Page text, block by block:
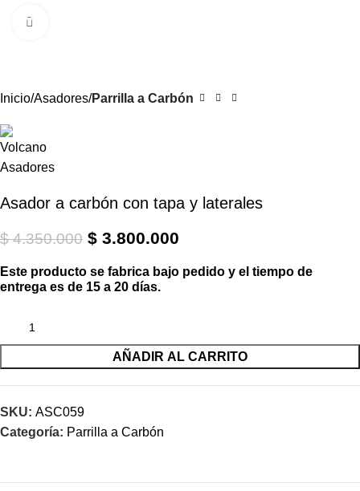
Menú
Inicio Asadores Parrilla a Carbón
Asador a carbón con tapa y laterales
$4.350.000 $ 3.800.000
Este producto se fabrica bajo pedido y el tiempo de
entrega es de 15 a 20 días.
AÑADIR AL CARRITO
SKU: ASC059
Categoría: Parrilla a Carbón